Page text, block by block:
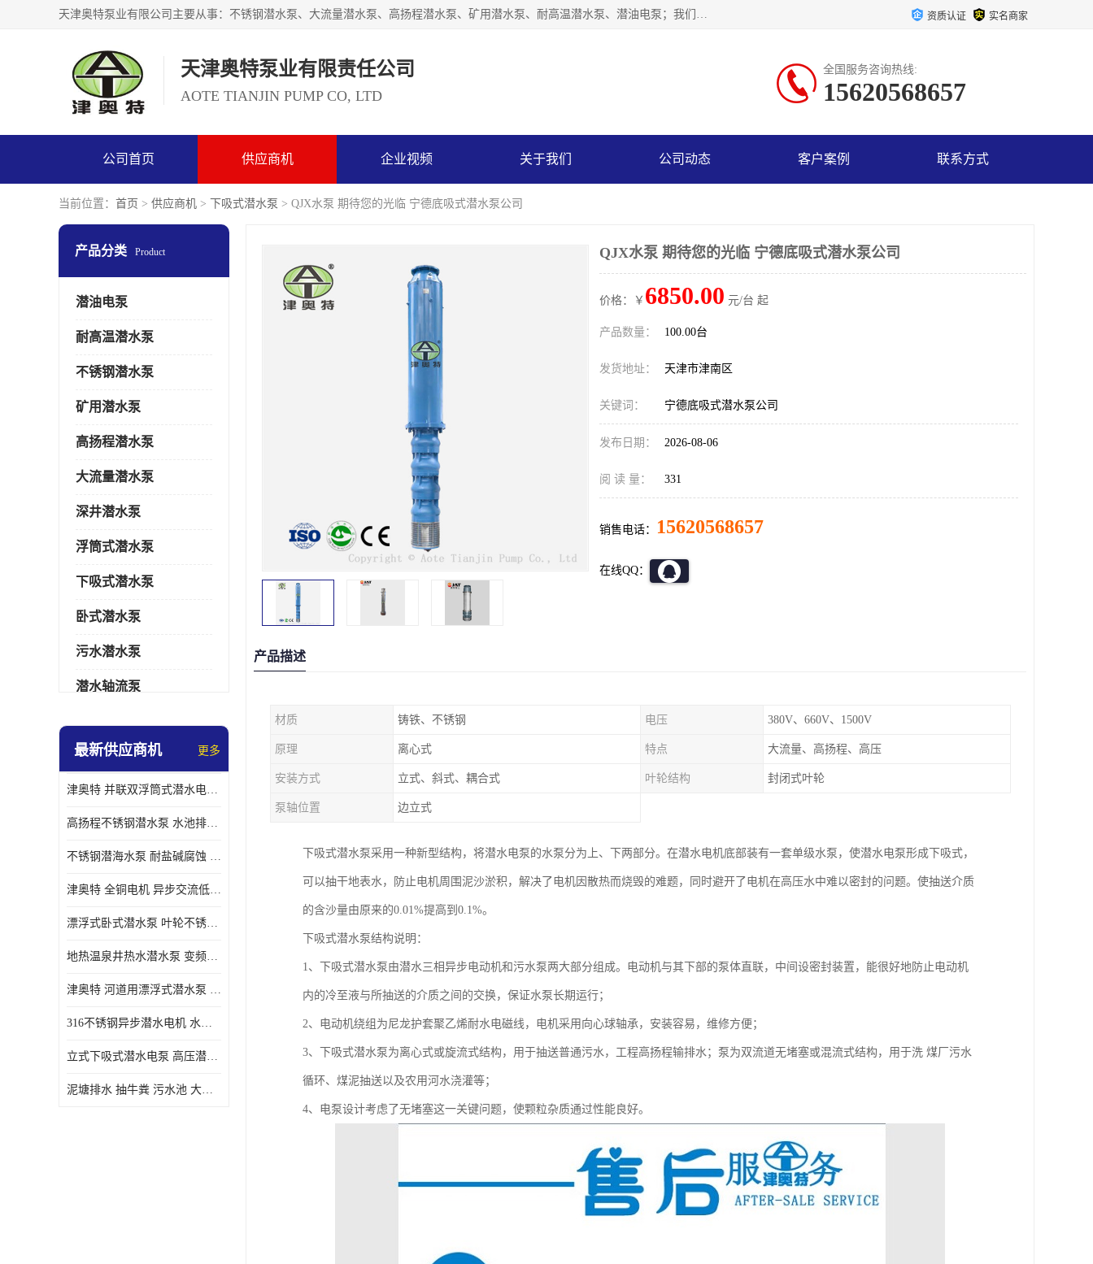
天津奥特泵业有限公司主要从事：不锈钢潜水泵、大流量潜水泵、高扬程潜水泵、矿用潜水泵、耐高温潜水泵、潜油电泵；我们以开发研制生产各种用途的水泵为主，历经十多年艰苦创业，已成为总资产达伍仟多万元，占地面积1万多平方米，年生产能力几百万（台）套，形成集设计研发、制造安装、技术服务于一体的现代规模型企业。 资质认证 实名商家
天津奥特泵业有限责任公司
AOTE TIANJIN PUMP CO, LTD
全国服务咨询热线:
15620568657
公司首页 供应商机 企业视频 关于我们 公司动态 客户案例 联系方式
当前位置： 首页 > 供应商机 > 下吸式潜水泵 > QJX水泵 期待您的光临 宁德底吸式潜水泵公司
产品分类 Product
潜油电泵
耐高温潜水泵
不锈钢潜水泵
矿用潜水泵
高扬程潜水泵
大流量潜水泵
深井潜水泵
浮筒式潜水泵
下吸式潜水泵
卧式潜水泵
污水潜水泵
潜水轴流泵
螺旋离心泵
控制柜
最新供应商机 更多
津奥特 并联双浮筒式潜水电泵 矿山抢险泵 大流量卧式安装 可提供定制
高扬程不锈钢潜水泵 水池排水 变频 井用潜水电泵供应 能耗低 工厂批发
不锈钢潜海水泵 耐盐碱腐蚀 大流量 立式卧式下吸式安装 厂家定制
津奥特 全铜电机 异步交流低压潜水电机 运行稳定售后质保 致电咨询
漂浮式卧式潜水泵 叶轮不锈钢材质 大流量 变频抽水泵 厂家质保售后
地热温泉井热水潜水泵 变频不锈钢 130直径油泵 高温深井泵 津奥特
津奥特 河道用漂浮式潜水泵 不锈钢泵轴 大口径大流量 产品可定制
316不锈钢异步潜水电机 水冷式 可连续运行 定制功率电压 奥特泵业
立式下吸式潜水电泵 高压潜水排沙泵 大功率 深水施工作业 型号可定制
泥塘排水 抽牛粪 污水池 大口径潜水螺旋离心泵 材质特征 奥特泵业
QJX水泵 期待您的光临 宁德底吸式潜水泵公司
价格：￥ 6850.00 元/台 起
产品数量： 100.00台
发货地址： 天津市津南区
关键词： 宁德底吸式潜水泵公司
发布日期： 2026-08-06
阅 读 量： 331
销售电话： 15620568657
在线QQ：
产品描述
材质 铸铁、不锈钢 电压 380V、660V、1500V
原理 离心式 特点 大流量、高扬程、高压
安装方式 立式、斜式、耦合式 叶轮结构 封闭式叶轮
泵轴位置 边立式
下吸式潜水泵采用一种新型结构，将潜水电泵的水泵分为上、下两部分。在潜水电机底部装有一套单级水泵，使潜水电泵形成下吸式，
可以抽干地表水，防止电机周围泥沙淤积，解决了电机因散热而烧毁的难题，同时避开了电机在高压水中难以密封的问题。使抽送介质
的含沙量由原来的0.01%提高到0.1%。
下吸式潜水泵结构说明：
1、下吸式潜水泵由潜水三相异步电动机和污水泵两大部分组成。电动机与其下部的泵体直联，中间设密封装置，能很好地防止电动机
内的冷至液与所抽送的介质之间的交换，保证水泵长期运行；
2、电动机绕组为尼龙护套聚乙烯耐水电磁线，电机采用向心球轴承，安装容易，维修方便；
3、下吸式潜水泵为离心式或旋流式结构，用于抽送普通污水，工程高扬程输排水；泵为双流道无堵塞或混流式结构，用于洗 煤厂污水
循环、煤泥抽送以及农用河水浇灌等；
4、电泵设计考虑了无堵塞这一关键问题，使颗粒杂质通过性能良好。